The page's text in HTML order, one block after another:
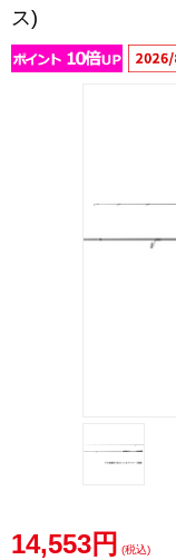
ス)
14,553円 (税込)